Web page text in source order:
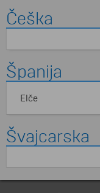
Češka
Španija
Elče
Švajcarska